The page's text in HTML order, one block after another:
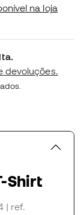
na loja
devoluções.
Shirt
| ref.